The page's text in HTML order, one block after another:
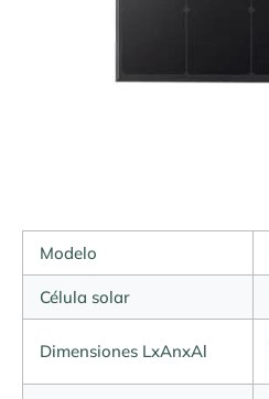
Modelo
Célula solar
Dimensiones LxAnxAl